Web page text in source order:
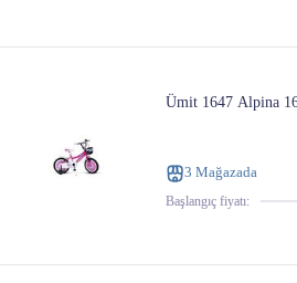
Ümit 1647 Alpina
3 Mağazada
Başlangıç ​​fiyatı: